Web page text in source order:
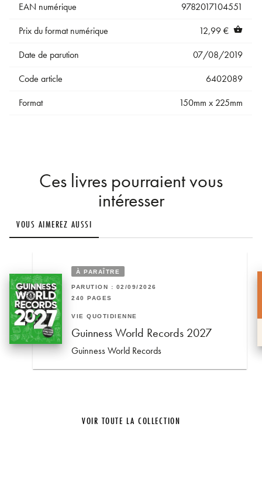
EAN numérique
9782017104551
Prix du format numérique
12,99 € shopping_basket
Date de parution
07/08/2019
Code article
6402089
Format
150mm x 225mm
Ces livres pourraient vous
intéresser
VOUS AIMEREZ AUSSI
À PARAÎTRE
PARUTION : 02/09/2026
240 PAGES
VIE QUOTIDIENNE
Guinness World Records 2027
Guinness World Records
VOIR TOUTE LA COLLECTION